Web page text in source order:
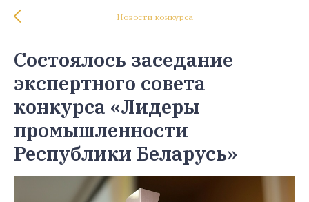
Новости конкурса
Состоялось заседание
экспертного совета
конкурса «Лидеры
промышленности
Республики Беларусь»